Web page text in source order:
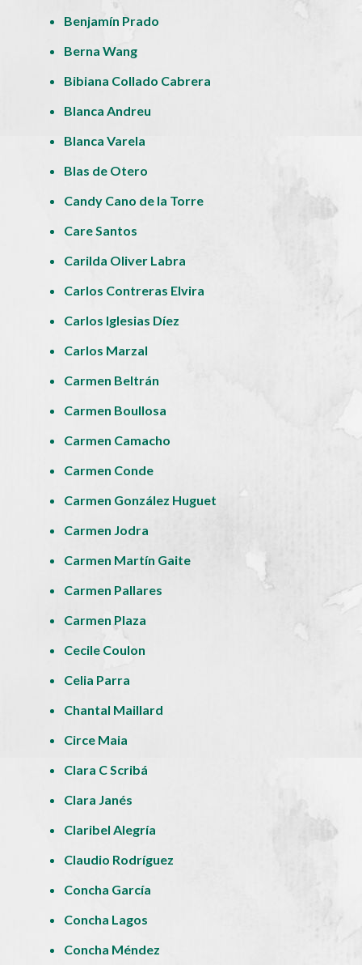
Benjamín Prado
Berna Wang
Bibiana Collado Cabrera
Blanca Andreu
Blanca Varela
Blas de Otero
Candy Cano de la Torre
Care Santos
Carilda Oliver Labra
Carlos Contreras Elvira
Carlos Iglesias Díez
Carlos Marzal
Carmen Beltrán
Carmen Boullosa
Carmen Camacho
Carmen Conde
Carmen González Huguet
Carmen Jodra
Carmen Martín Gaite
Carmen Pallares
Carmen Plaza
Cecile Coulon
Celia Parra
Chantal Maillard
Circe Maia
Clara C Scribá
Clara Janés
Claribel Alegría
Claudio Rodríguez
Concha García
Concha Lagos
Concha Méndez